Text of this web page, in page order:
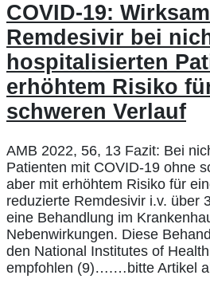
COVID-19:
Remdesivir bei
hospitalisierten
erhöhtem Risiko
schweren Verlauf
AMB 2022, 56, 13 Fazit: Bei
Patienten mit COVID-19 ohne
aber mit erhöhtem Risiko für
reduzierte Remdesivir i.v. über
eine Behandlung im
Nebenwirkungen. Diese
den National Institutes of
empfohlen (9)….…bitte Artikel